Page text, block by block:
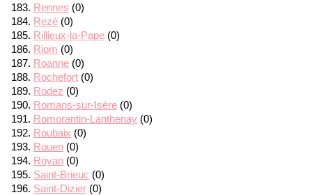
Rennes (0)
Rezé (0)
Rillieux-la-Pape (0)
Riom (0)
Roanne (0)
Rochefort (0)
Rodez (0)
Romans-sur-Isère (0)
Romorantin-Lanthenay (0)
Roubaix (0)
Rouen (0)
Royan (0)
Saint-Brieuc (0)
Saint-Dizier (0)